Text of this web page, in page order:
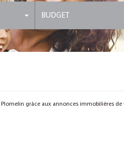
BUDGET
grâce aux annonces immobilières de